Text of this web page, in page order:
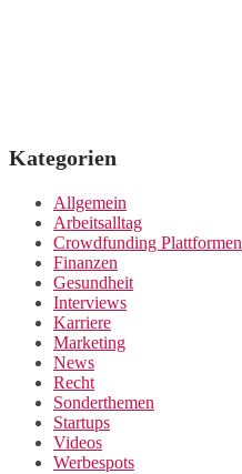
Kategorien
Allgemein
Arbeitsalltag
Crowdfunding Plattformen
Finanzen
Gesundheit
Interviews
Karriere
Marketing
News
Recht
Sonderthemen
Startups
Videos
Werbespots